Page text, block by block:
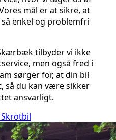
mål er at sikre, at
enkel og problemfri
tilbyder vi ikke
men også fred i
sørger for, at din bil
så du kan være sikker
ansvarligt.